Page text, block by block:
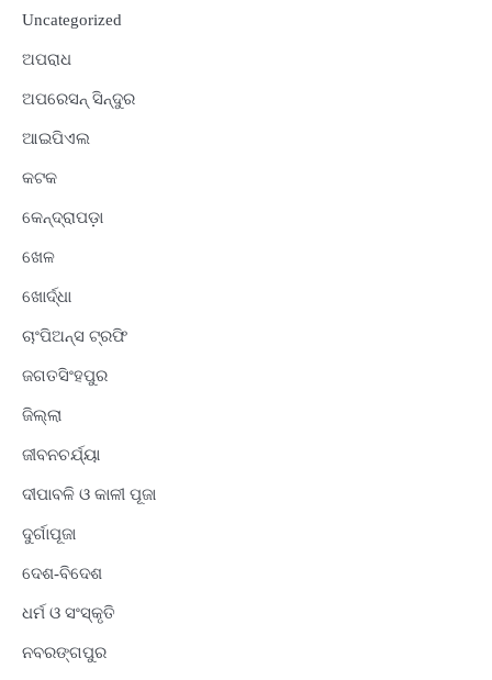
Uncategorized
ଅପରାଧ
ଅପରେସନ୍ ସିନ୍ଦୁର
ଆଇପିଏଲ
କଟକ
କେନ୍ଦ୍ରାପଡ଼ା
ଖେଳ
ଖୋର୍ଦ୍ଧା
ଚାଂପିଅନ୍ସ ଟ୍ରଫି
ଜଗତସିଂହପୁର
ଜିଲ୍ଲା
ଜୀବନଚର୍ଯ୍ୟା
ଦୀପାବଳି ଓ କାଳୀ ପୂଜା
ଦୁର୍ଗାପୂଜା
ଦେଶ-ବିଦେଶ
ଧର୍ମ ଓ ସଂସ୍କୃତି
ନବରଙ୍ଗପୁର